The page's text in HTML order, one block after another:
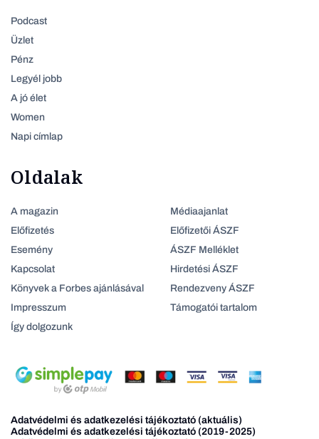
Podcast
Üzlet
Pénz
Legyél jobb
A jó élet
Women
Napi címlap
Oldalak
A magazin
Előfizetés
Esemény
Kapcsolat
Könyvek a Forbes ajánlásával
Impresszum
Így dolgozunk
Médiaajanlat
Előfizetői ÁSZF
ÁSZF Melléklet
Hirdetési ÁSZF
Rendezveny ÁSZF
Támogatói tartalom
Adatvédelmi és adatkezelési tájékoztató (aktuális)
Adatvédelmi és adatkezelési tájékoztató (2019-2025)